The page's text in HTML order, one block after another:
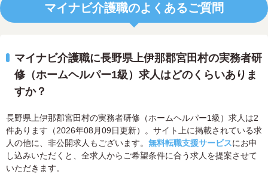
マイナビ介護職のよくあるご質問
マイナビ介護職に長野県上伊那郡宮田村の実務者研
修（ホームヘルパー1級）求人はどのくらいありま
すか？
長野県上伊那郡宮田村の実務者研修（ホームヘルパー1級）求人は2
件あります（2026年08月09日更新）。サイト上に掲載されている求
人の他に、非公開求人もございます。 無料転職支援サービスにお申
し込みいただくと、全求人からご希望条件に合う求人を提案させて
いただきます。